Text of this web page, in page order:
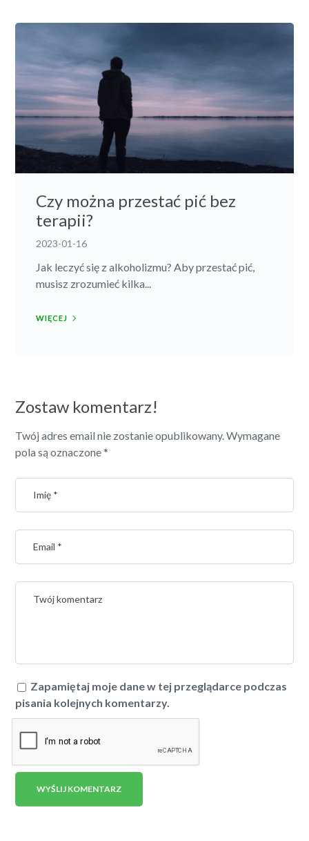
Czy można przestać pić bez
terapii?
2023-01-16
Jak leczyć się z alkoholizmu? Aby przestać pić,
musisz zrozumieć kilka...
WIĘCEJ
Zostaw komentarz!
Twój adres email nie zostanie opublikowany. Wymagane
pola są oznaczone*
Zapamiętaj moje dane w tej przeglądarce podczas
pisania kolejnych komentarzy.